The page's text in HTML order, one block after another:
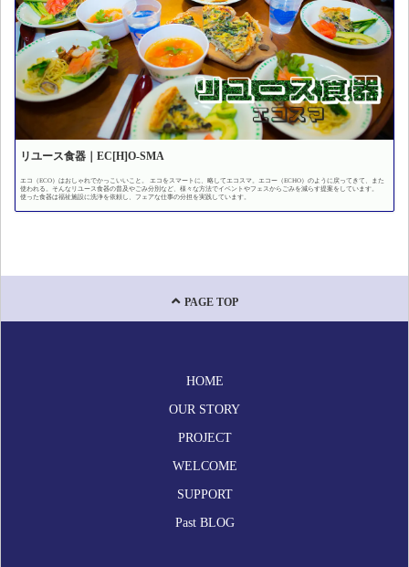
リユース食器｜EC[H]O-SMA
エコ（ECO）はおしゃれでかっこいいこと。 エコをスマートに、略してエコスマ。エコー（ECHO）のように戻ってきて、また
使われる。そんなリユース食器の普及やごみ分別など、様々な方法でイベントやフェスからごみを減らす提案をしています。
使った食器は福祉施設に洗浄を依頼し、フェアな仕事の分担を実践しています。
PAGE TOP
HOME
OUR STORY
PROJECT
WELCOME
SUPPORT
Past BLOG